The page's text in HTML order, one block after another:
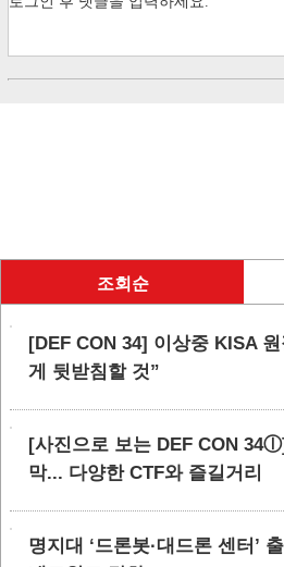
조회순
[DEF CON 34] 이상중 KISA
게 뒷받침할 것”
[사진으로 보는 DEF CON
막... 다양한 CTF와 즐길거리
명지대 ‘드론봇·대드론 센터’